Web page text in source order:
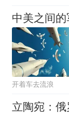
开着车去流浪